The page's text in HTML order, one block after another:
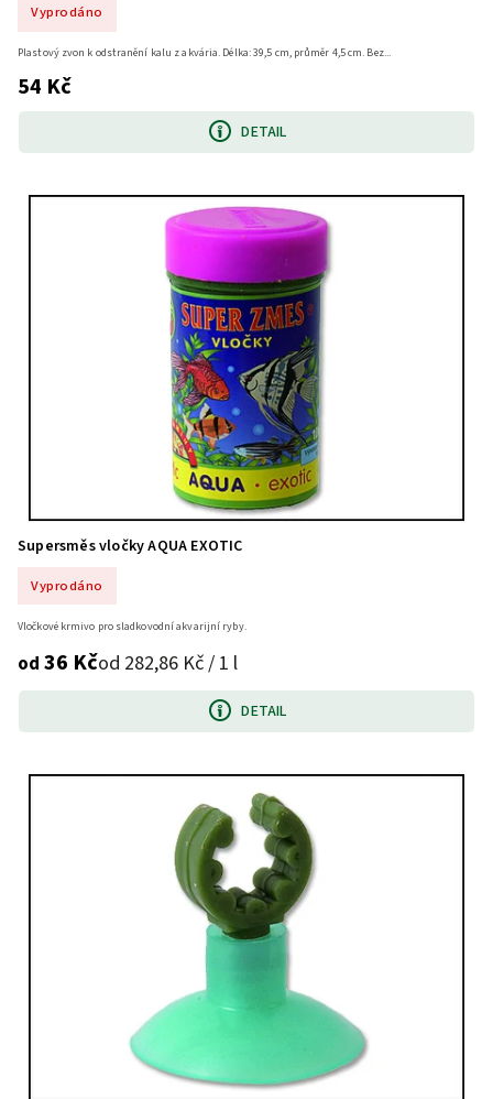
Vyprodáno
54 Kč
DETAIL
Plastový zvon k odstranění kalu z akvária. Délka: 39,5 cm, průměr 4,5 cm. Bez...
Supersměs vločky AQUA EXOTIC
Vyprodáno
od 36 Kčod 282,86 Kč / 1 l
DETAIL
Vločkové krmivo pro sladkovodní akvarijní ryby.